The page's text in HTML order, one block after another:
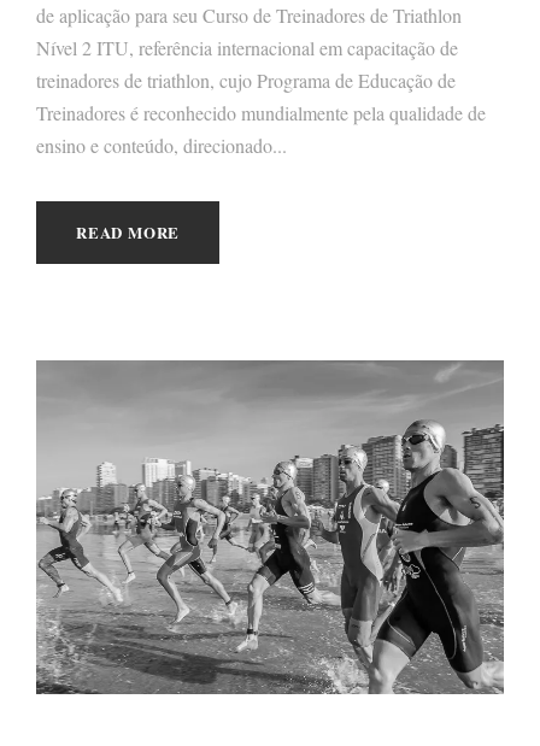
de aplicação para seu Curso de Treinadores de Triathlon
Nível 2 ITU, referência internacional em capacitação de
treinadores de triathlon, cujo Programa de Educação de
Treinadores é reconhecido mundialmente pela qualidade de
ensino e conteúdo, direcionado...
READ MORE